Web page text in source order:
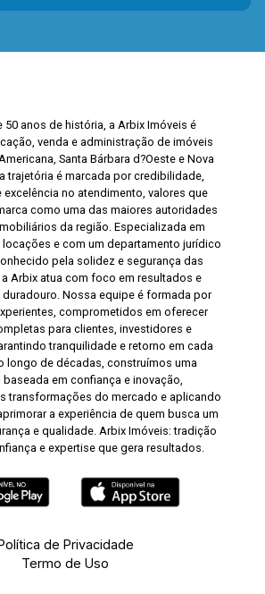
50 anos de história, a Arbix Imóveis é
venda e administração de imóveis
Santa Bárbara d?Oeste e Nova
trajetória é marcada por credibilidade,
excelência no atendimento, valores que
como uma das maiores autoridades
da região. Especializada em
e com um departamento jurídico
pela solidez e segurança das
Arbix atua com foco em resultados e
Nossa equipe é formada por
comprometidos em oferecer
para clientes, investidores e
tranquilidade e retorno em cada
longo de décadas, construímos uma
em confiança e inovação,
transformações do mercado e aplicando
a experiência de quem busca um
e qualidade. Arbix Imóveis: tradição
e expertise que gera resultados.
de Privacidade
Termo de Uso